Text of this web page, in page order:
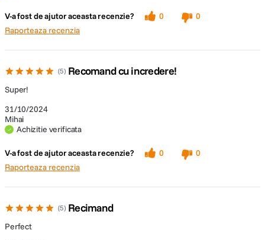
V-a fost de ajutor aceasta recenzie? 0
0
Raporteaza recenzia
5 Recomand cu incredere!
31/10/2024
Mihai
Achizitie verificata
Super!
V-a fost de ajutor aceasta recenzie? 0
0
Raporteaza recenzia
5 Recimand
Perfect